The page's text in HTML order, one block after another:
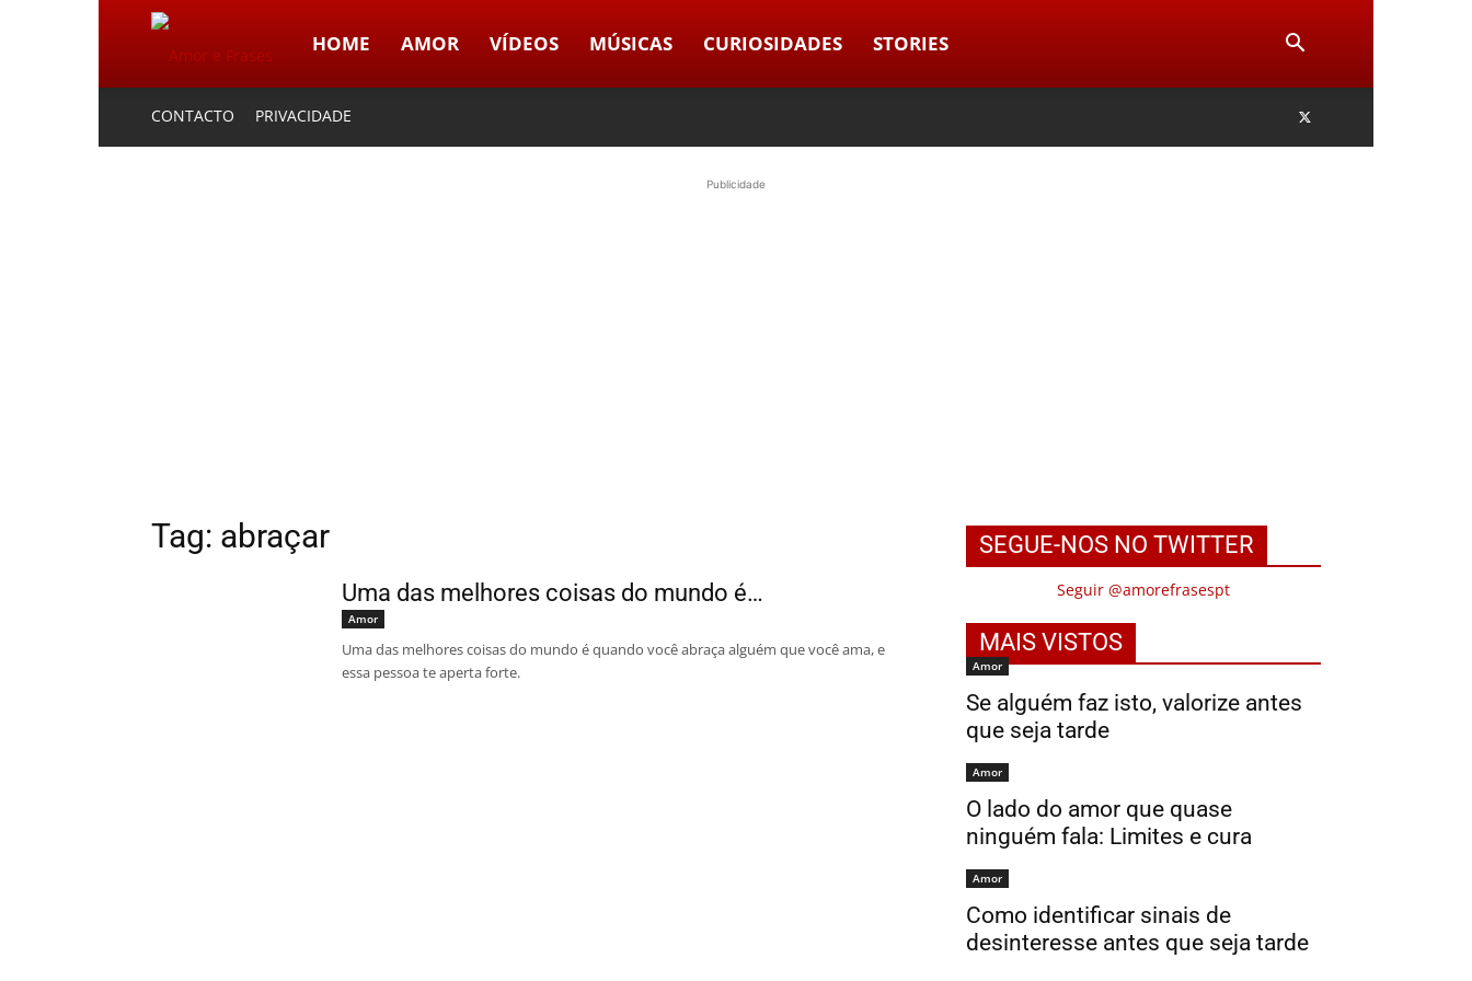
Amor
HOME AMOR VÍDEOS MÚSICAS CURIOSIDADES STORIES
CONTACTO PRIVACIDADE
Publicidade
Tag: abraçar
Uma das melhores coisas do mundo é…
Amor
Uma das melhores coisas do mundo é quando você abraça alguém que você ama, e
essa pessoa te aperta forte.
SEGUE-NOS NO TWITTER
Seguir @amorefrasespt
MAIS VISTOS
Amor
Se alguém faz isto, valorize antes
que seja tarde
Amor
O lado do amor que quase
ninguém fala: Limites e cura
Amor
Como identificar sinais de
desinteresse antes que seja tarde